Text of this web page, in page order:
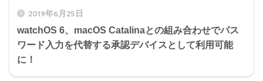
2019年6月25日
watchOS 6、macOS Catalinaとの組み合わせでパス
ワード入力を代替する承認デバイスとして利用可能
に！